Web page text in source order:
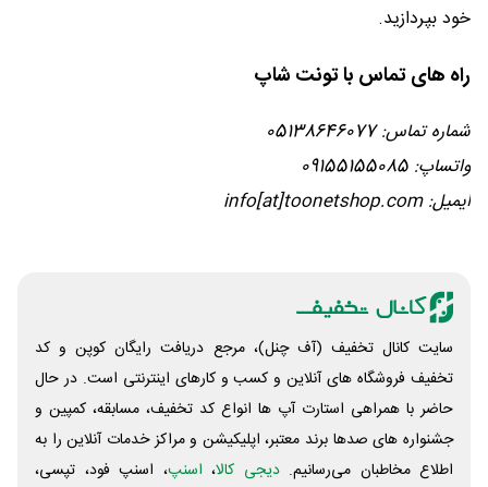
خود بپردازید.
راه های تماس با تونت شاپ
شماره تماس: 05138646077
واتساپ: 09155155085
ایمیل: info[at]toonetshop.com
سایت کانال تخفیف (آف چنل)، مرجع دریافت رایگان کوپن و کد
تخفیف فروشگاه های آنلاین و کسب و‌ کارهای اینترنتی است. در حال
حاضر با همراهی استارت آپ ها انواع کد تخفیف، مسابقه، کمپین و
جشنواره های صدها برند معتبر، اپلیکیشن و مراکز خدمات آنلاین را به
اطلاع مخاطبان می‌رسانیم. دیجی کالا، اسنپ، اسنپ فود، تپسی،